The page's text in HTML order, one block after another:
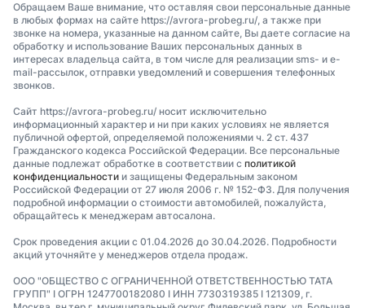
Обращаем Ваше внимание, что оставляя свои персональные данные
в любых формах на сайте https://avrora-probeg.ru/, а также при
звонке на номера, указанные на данном сайте, Вы даете согласие на
обработку и использование Ваших персональных данных в
интересах владельца сайта, в том числе для реализации sms- и e-
mail-рассылок, отправки уведомлений и совершения телефонных
звонков.
Сайт https://avrora-probeg.ru/ носит исключительно
информационный характер и ни при каких условиях не является
публичной офертой, определяемой положениями ч. 2 ст. 437
Гражданского кодекса Российской Федерации. Все персональные
данные подлежат обработке в соответствии с политикой
конфиденциальности и защищены Федеральным законом
Российской Федерации от 27 июля 2006 г. № 152-ФЗ. Для получения
подробной информации о стоимости автомобилей, пожалуйста,
обращайтесь к менеджерам автосалона.
Срок проведения акции с 01.04.2026 до 30.04.2026. Подробности
акций уточняйте у менеджеров отдела продаж.
ООО "ОБЩЕСТВО С ОГРАНИЧЕННОЙ ОТВЕТСТВЕННОСТЬЮ ТАТА
ГРУПП" I ОГРН 1247700182080 I ИНН 7730319385 I 121309, г.